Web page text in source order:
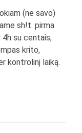
(ne savo)
sh!t. pirma
su centais,
krito,
kontrolinį laiką.